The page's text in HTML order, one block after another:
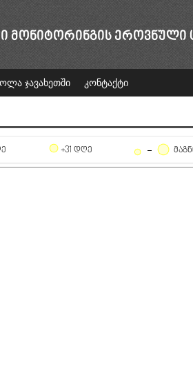
ᲛᲝᲜᲘᲢᲝᲠᲘᲜᲒᲘᲡ ᲔᲠᲝᲕᲜᲣᲚᲘ
ჯავახეთში კონტაქტი
+31 ᲓᲦᲔ